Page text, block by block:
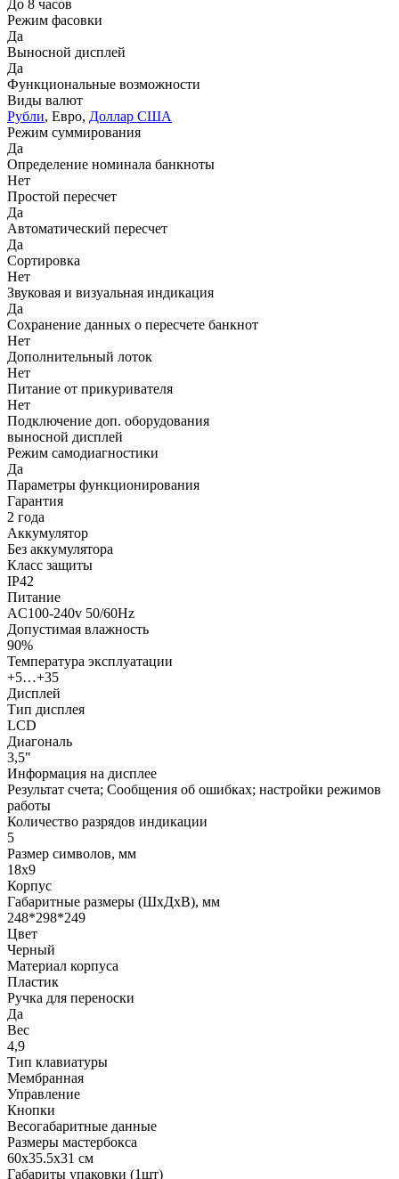
До 8 часов
Режим фасовки
Да
Выносной дисплей
Да
Функциональные возможности
Виды валют
Рубли, Евро, Доллар США
Режим суммирования
Да
Определение номинала банкноты
Нет
Простой пересчет
Да
Автоматический пересчет
Да
Сортировка
Нет
Звуковая и визуальная индикация
Да
Сохранение данных о пересчете банкнот
Нет
Дополнительный лоток
Нет
Питание от прикуривателя
Нет
Подключение доп. оборудования
выносной дисплей
Режим самодиагностики
Да
Параметры функционирования
Гарантия
2 года
Аккумулятор
Без аккумулятора
Класс защиты
IP42
Питание
AC100-240v 50/60Hz
Допустимая влажность
90%
Температура эксплуатации
+5…+35
Дисплей
Тип дисплея
LCD
Диагональ
3,5"
Информация на дисплее
Результат счета; Сообщения об ошибках; настройки режимов
работы
Количество разрядов индикации
5
Размер символов, мм
18х9
Корпус
Габаритные размеры (ШхДхВ), мм
248*298*249
Цвет
Черный
Материал корпуса
Пластик
Ручка для переноски
Да
Вес
4,9
Тип клавиатуры
Мембранная
Управление
Кнопки
Весогабаритные данные
Размеры мастербокса
60х35.5х31 см
Габариты упаковки (1шт)